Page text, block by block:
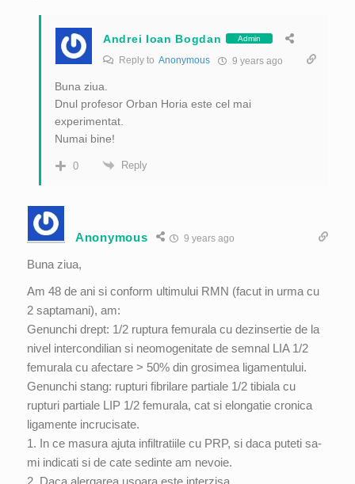
Andrei Ioan Bogdan Admin
Reply to Anonymous 9 years ago
Buna ziua.
Dnul profesor Orban Horia este cel mai
experimentat.
Numai bine!
0 Reply
Anonymous 9 years ago
Buna ziua,
Am 48 de ani si conform ultimului RMN (facut in urma cu
2 saptamani), am:
Genunchi drept: 1/2 ruptura femurala cu dezinsertie de la
nivel intercondilian si neomogenitate de semnal LIA 1/2
femurala cu afectare > 50% din grosimea ligamentului.
Genunchi stang: rupturi fibrilare partiale 1/2 tibiala cu
rupturi partiale LIP 1/2 femurala, cat si elongatie cronica
ligamente incrucisate.
1. In ce masura ajuta infiltratiile cu PRP, si daca puteti sa-
mi indicati si de cate sedinte am nevoie.